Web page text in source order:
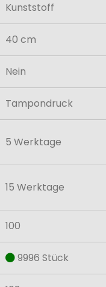
Kunststoff
40 cm
Nein
Tampondruck
5 Werktage
15 Werktage
100
9996 Stück